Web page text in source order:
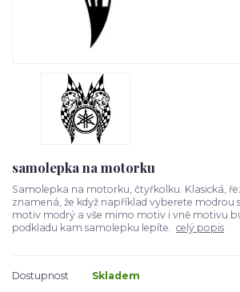
samolepka na motorku
Samolepka na motorku, čtyřkolku. Klasická,
znamená, že když například vyberete modrou
motiv modrý a vše mimo motiv i vně motivu
podkladu kam samolepku lepíte. celý popis
Dostupnost
Skladem